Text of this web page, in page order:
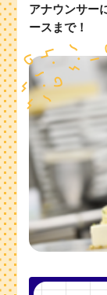
アナウンサー
ースまで！